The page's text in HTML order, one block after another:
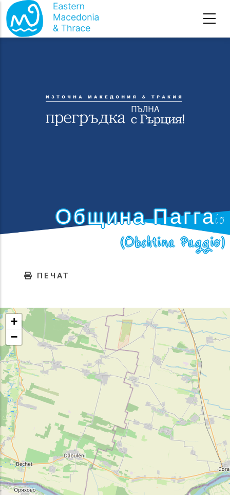
Премини към основното съдържание
Община Паггаίο
(Obshtina Paggio)
ПЕЧАТ
+
−